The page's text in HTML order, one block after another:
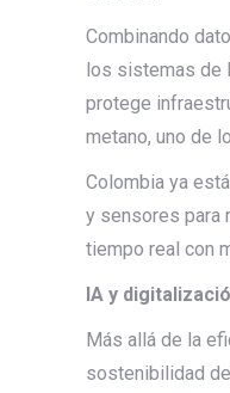
Combinando
los sistemas de
protege
metano, uno de
Colombia ya
y sensores para
tiempo real con
IA y
Más allá de la
sostenibilidad